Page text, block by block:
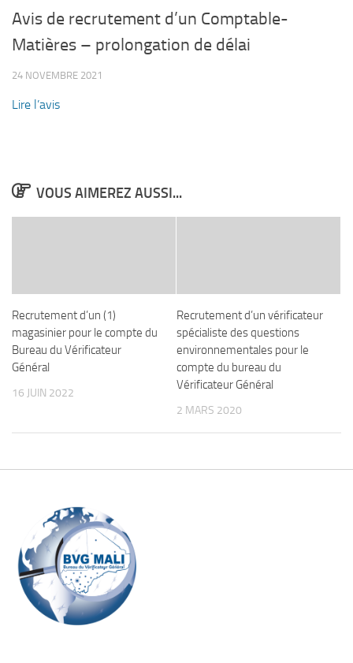
Avis de recrutement d’un Comptable-
Matières – prolongation de délai
24 NOVEMBRE 2021
Lire l’avis
VOUS AIMEREZ AUSSI...
Recrutement d’un (1)
magasinier pour le compte du
Bureau du Vérificateur
Général
16 JUIN 2022
Recrutement d’un vérificateur
spécialiste des questions
environnementales pour le
compte du bureau du
Vérificateur Général
2 MARS 2020